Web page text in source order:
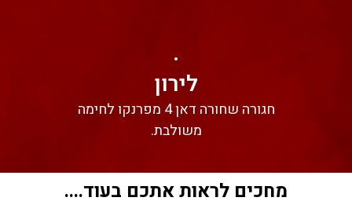
לירון
חגורה שחורה דאן 4 מפרנקו לחימה
משולבת.
מחכים לראות אתכם בעוד....